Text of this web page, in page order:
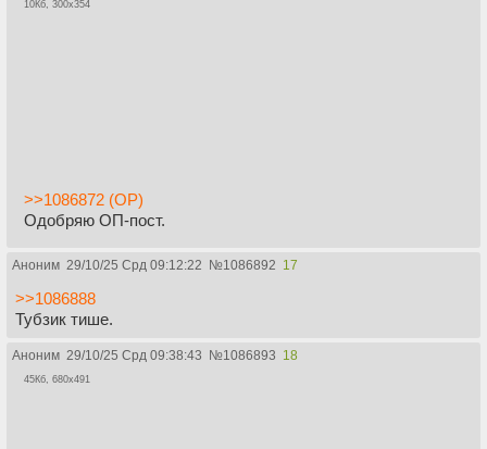
10Кб, 300x354
>>1086872 (OP)
Одобряю ОП-пост.
Аноним 29/10/25 Срд 09:12:22 №1086892 17
>>1086888
Тубзик тише.
Аноним 29/10/25 Срд 09:38:43 №1086893 18
45Кб, 680x491